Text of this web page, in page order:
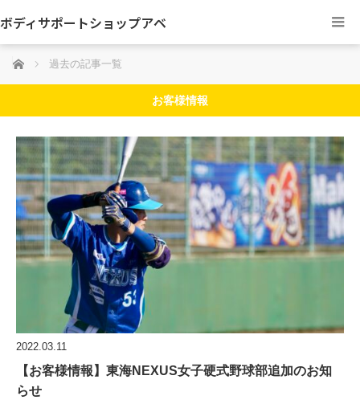
ボディサポートショップアベ
ホーム 過去の記事一覧
お客様情報
2022.03.11
【お客様情報】東海NEXUS女子硬式野球部追加のお知
らせ